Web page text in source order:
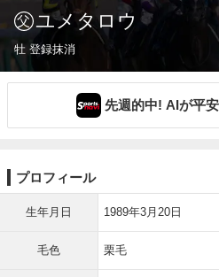
ユメタロウ
牡 登録抹消
先週的中! AIが平
プロフィール
生年月日 1989年3月20日
毛色 栗毛